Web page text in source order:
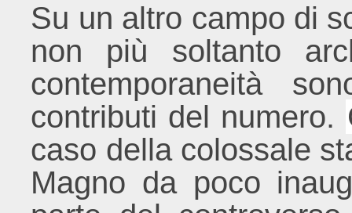
Su un altro campo di
non più soltanto
contemporaneità
contributi del numero.
caso della colossale
Magno da poco